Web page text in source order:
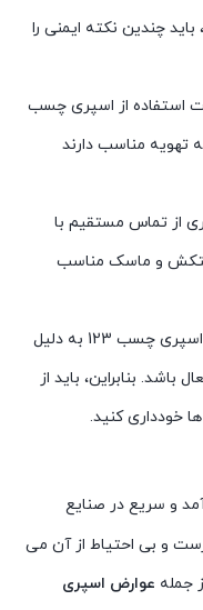
، باید چندین نکته ایمنی را
استفاده از اسپری چسب
تهویه مناسب دارند
از تماس مستقیم با
و ماسک مناسب
احتیاط در استفاده در نزدیکی منابع گرما: اسپری چسب 123 به دلیل
بنابراین، باید از
خودداری کنید.
و سریع در صنایع
و بی احتیاط از آن می
جمله عوارض اسپری